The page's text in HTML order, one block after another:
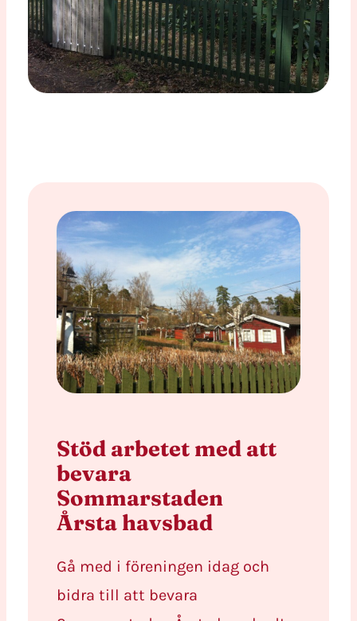
Stöd arbetet med att
bevara
Sommarstaden
Årsta havsbad
Gå med i föreningen idag och
bidra till att bevara